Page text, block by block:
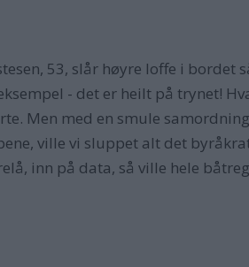
53, slår høyre loffe i bordet
- det er heilt på trynet!
Men med en smule
ville vi sluppet alt det
inn på data, så ville hele